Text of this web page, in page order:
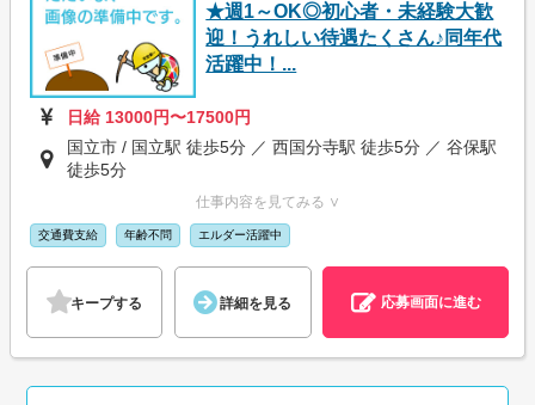
★週1～OK◎初心者・未経験大歓
迎！うれしい待遇たくさん♪同年代
活躍中！...
日給 13000円〜17500円
国立市 / 国立駅 徒歩5分 ／ 西国分寺駅 徒歩5分 ／ 谷保駅
徒歩5分
仕事内容を見てみる ∨
交通費支給 年齢不問 エルダー活躍中
キープする 詳細を見る 応募画面に進む